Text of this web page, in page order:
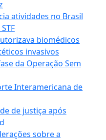
atividades no Brasil
biomédicos
invasivos
da Operação Sem
Interamericana de
de justiça após
sobre a